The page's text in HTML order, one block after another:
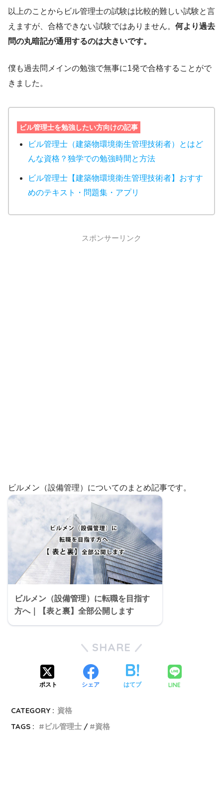
以上のことからビル管理士の試験は比較的難しい試験と言
えますが、合格できない試験ではありません。 何より過去
問の丸暗記が通用するのは大きいです。
僕も過去問メインの勉強で無事に1発で合格することがで
きました。
ビル管理士を勉強したい方向けの記事
ビル管理士（建築物環境衛生管理技術者）とはど
んな資格？独学での勉強時間と方法
ビル管理士【建築物環境衛生管理技術者】おすす
めのテキスト・問題集・アプリ
スポンサーリンク
ビルメン（設備管理）についてのまとめ記事です。
ビルメン（設備管理）に転職を目指す
方へ｜【表と裏】全部公開します
SHARE
ポスト シェア はてブ LINE
CATEGORY : 資格
TAGS :
ビル管理士 資格